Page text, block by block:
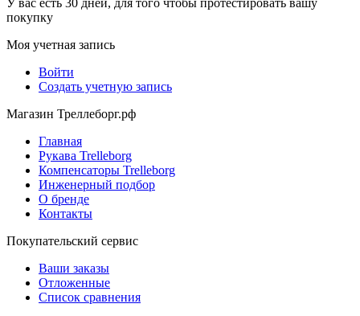
покупку
Моя учетная запись
Войти
Создать учетную запись
Магазин Треллеборг.рф
Главная
Рукава Trelleborg
Компенсаторы Trelleborg
Инженерный подбор
О бренде
Контакты
Покупательский сервис
Ваши заказы
Отложенные
Список сравнения